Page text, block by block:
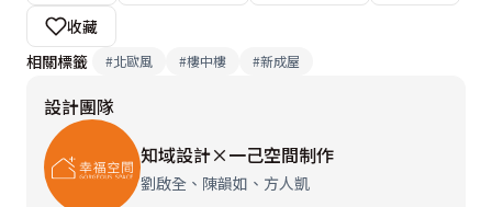
條延伸以型塑視覺亮點。於開放式的空間設計大片落地玻
璃窗面，引領光線入室而有良好採光，營造窗明几淨的居
供屋主張貼或更換生活照，充盈家庭溫馨氛圍；海棠花玻
璃則承載屋主的兒時回憶，訴說昔日情懷而別具紀念意
義。
收藏
相關標籤
#北歐風 #樓中樓 #新成屋
設計團隊
知域設計×一己空間制作
劉啟全、陳韻如、方人凱